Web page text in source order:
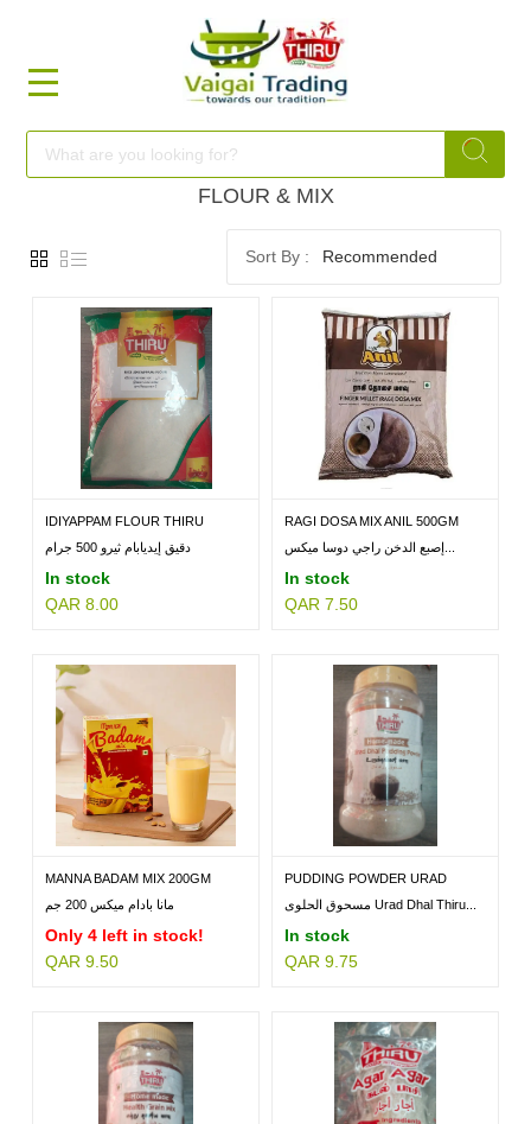
HOME
FOOD
FESTIVAL
FOOD
BRANDS
FLOUR & MIX
Recommended
IDIYAPPAM FLOUR THIRU
500GM
دقيق إيديابام ثيرو 500 جرام
In stock
QAR 8.00
RAGI DOSA MIX ANIL 500GM
In stock
QAR 7.50
MANNA BADAM MIX 200GM
مانا بادام ميكس 200 جم
Only 4 left in stock!
QAR 9.50
PUDDING POWDER URAD
DHAL...
مسحوق الحلوى Urad Dhal Thiru...
In stock
QAR 9.75